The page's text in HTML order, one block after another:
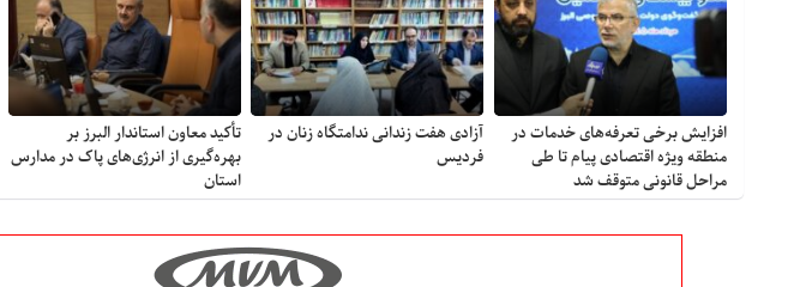
افزایش برخی تعرفه‌های خدمات در
منطقه ویژه اقتصادی پیام تا طی
مراحل قانونی متوقف شد
آزادی هفت زندانی ندامتگاه زنان در
فردیس
تأکید معاون استاندار البرز بر
بهره‌گیری از انرژی‌های پاک در مدارس
استان